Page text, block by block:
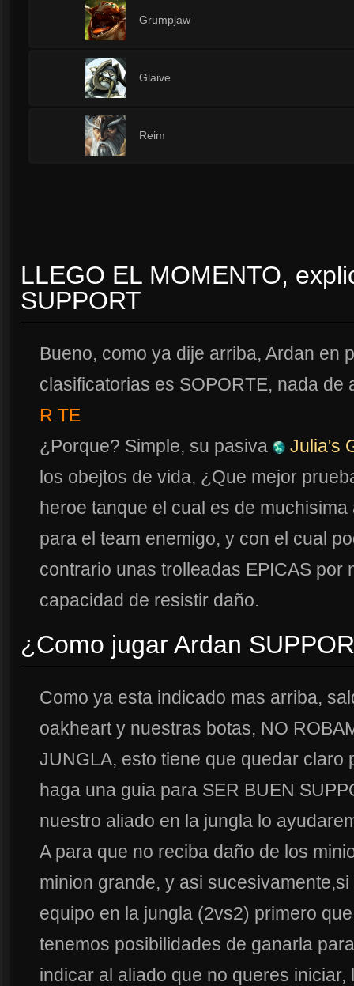
Grumpjaw
Glaive
Reim
LLEGO EL MOMENTO,
SUPPORT
Bueno, como ya dije arriba, Ardan en
clasificatorias es SOPORTE, nada
R TE
¿Porque? Simple, su pasiva
Julia's
los obejtos de vida, ¿Que mejor
heroe tanque el cual es de
para el team enemigo, y con el cual
contrario unas trolleadas EPICAS por
capacidad de resistir daño.
¿Como jugar Ardan
Como ya esta indicado mas arriba,
oakheart y nuestras botas, NO
JUNGLA, esto tiene que quedar claro
haga una guia para SER BUEN
nuestro aliado en la jungla lo
A para que no reciba daño de los
minion grande, y asi
equipo en la jungla (2vs2) primero
tenemos posibilidades de ganarla
indicar al aliado que no queres iniciar,